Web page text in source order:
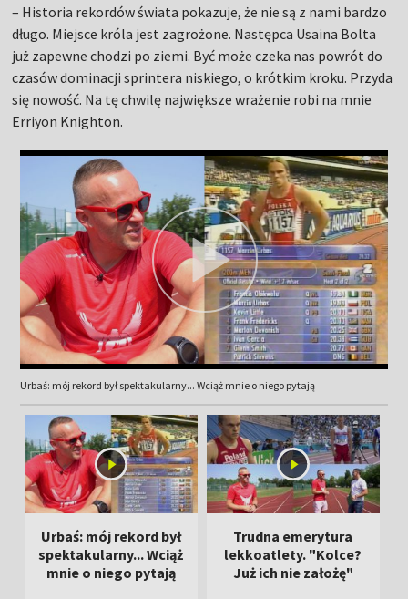
– Historia rekordów świata pokazuje, że nie są z nami bardzo
długo. Miejsce króla jest zagrożone. Następca Usaina Bolta
już zapewne chodzi po ziemi. Być może czeka nas powrót do
czasów dominacji sprintera niskiego, o krótkim kroku. Przyda
się nowość. Na tę chwilę największe wrażenie robi na mnie
Erriyon Knighton.
Urbaś: mój rekord był spektakularny... Wciąż mnie o niego pytają
Urbaś: mój rekord był
spektakularny... Wciąż
mnie o niego pytają
Trudna emerytura
lekkoatlety. "Kolce?
Już ich nie założę"